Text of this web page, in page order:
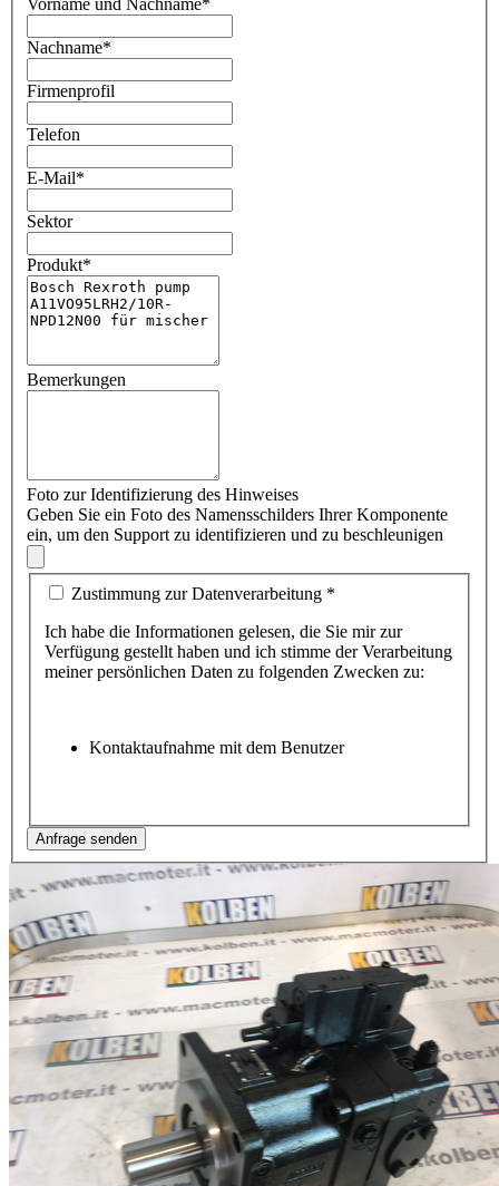
Vorname und Nachname*
Nachname*
Firmenprofil
Telefon
E-Mail*
Sektor
Produkt*
Bemerkungen
Foto zur Identifizierung des Hinweises
Geben Sie ein Foto des Namensschilders Ihrer Komponente
ein, um den Support zu identifizieren und zu beschleunigen
Zustimmung zur Datenverarbeitung *
Ich habe die Informationen gelesen, die Sie mir zur
Verfügung gestellt haben und ich stimme der Verarbeitung
meiner persönlichen Daten zu folgenden Zwecken zu:
Kontaktaufnahme mit dem Benutzer